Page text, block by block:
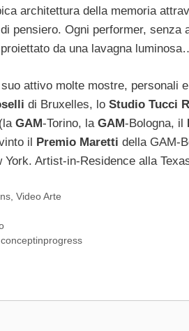
architettura della memoria
pensiero. Ogni performer,
da una lavagna
attivo molte mostre, personali
di Bruxelles, lo Studio Tucci
GAM-Torino, la GAM-Bologna, il
il Premio Maretti della GAM-
York. Artist-in-Residence alla
,Video Arte